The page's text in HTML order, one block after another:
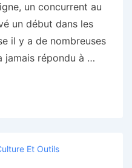
un concurrent au
un début dans les
il y a de nombreuses
jamais répondu à …
Et Outils